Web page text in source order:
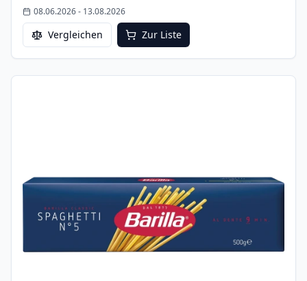
08.06.2026- 13.08.2026
Vergleichen Zur Liste